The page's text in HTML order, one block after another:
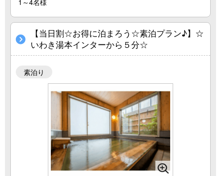
【当日割☆お得に泊まろう☆素泊プラン♪】☆
いわき湯本インターから５分☆
素泊り